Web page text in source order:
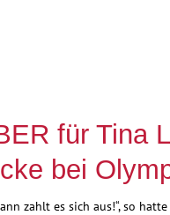
für Tina
bei
zahlt es sich aus!“, so